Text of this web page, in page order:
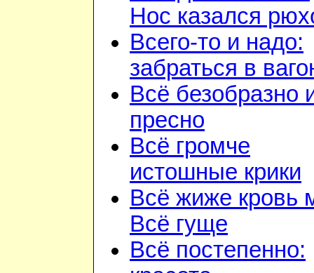
Нос казался
Всего-то и надо:
забраться в
Всё безобразно
пресно
Всё громче
истошные крики
Всё жиже кровь
Всё гуще
Всё постепенно: